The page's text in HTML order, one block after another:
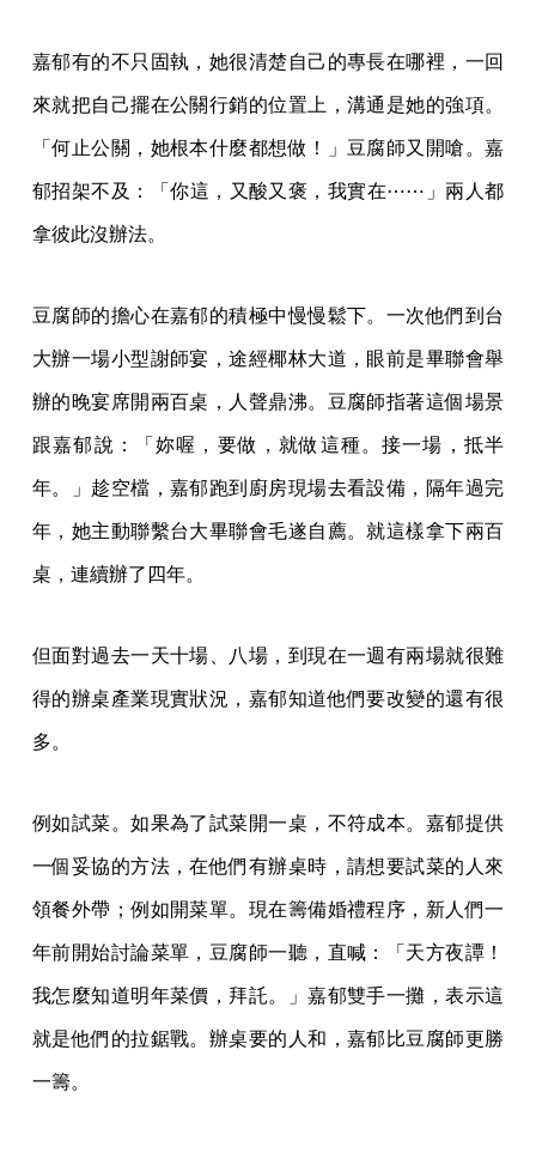
嘉郁有的不只固執，她很清楚自己的專長在哪裡，一回
來就把自己擺在公關行銷的位置上，溝通是她的強項。
「何止公關，她根本什麼都想做！」豆腐師又開嗆。嘉
郁招架不及：「你這，又酸又褒，我實在⋯⋯」兩人都
拿彼此沒辦法。
豆腐師的擔心在嘉郁的積極中慢慢鬆下。一次他們到台
大辦一場小型謝師宴，途經椰林大道，眼前是畢聯會舉
辦的晚宴席開兩百桌，人聲鼎沸。豆腐師指著這個場景
跟嘉郁說：「妳喔，要做，就做這種。接一場，抵半
年。」趁空檔，嘉郁跑到廚房現場去看設備，隔年過完
年，她主動聯繫台大畢聯會毛遂自薦。就這樣拿下兩百
桌，連續辦了四年。
但面對過去一天十場、八場，到現在一週有兩場就很難
得的辦桌產業現實狀況，嘉郁知道他們要改變的還有很
多。
例如試菜。如果為了試菜開一桌，不符成本。嘉郁提供
一個妥協的方法，在他們有辦桌時，請想要試菜的人來
領餐外帶；例如開菜單。現在籌備婚禮程序，新人們一
年前開始討論菜單，豆腐師一聽，直喊：「天方夜譚！
我怎麼知道明年菜價，拜託。」嘉郁雙手一攤，表示這
就是他們的拉鋸戰。辦桌要的人和，嘉郁比豆腐師更勝
一籌。